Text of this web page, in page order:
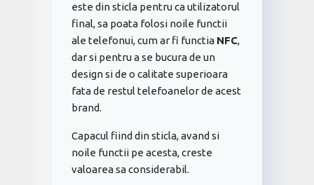
este din sticla pentru ca utilizatorul
final, sa poata folosi noile functii
ale telefonui, cum ar fi functia NFC,
dar si pentru a se bucura de un
design si de o calitate superioara
fata de restul telefoanelor de acest
brand.
Capacul fiind din sticla, avand si
noile functii pe acesta, creste
valoarea sa considerabil.